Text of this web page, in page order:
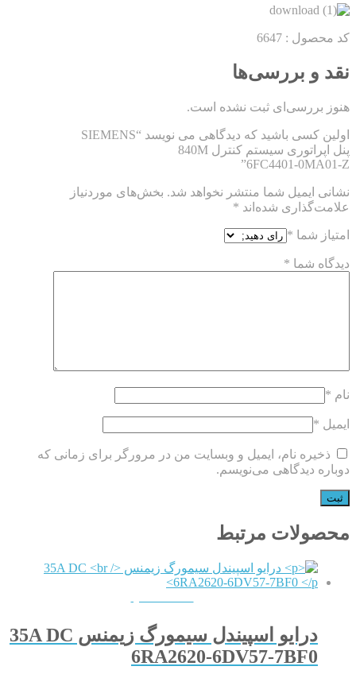
کد محصول : 6647
نقد و بررسی‌ها
هنوز بررسی‌ای ثبت نشده است.
اولین کسی باشید که دیدگاهی می نویسد “SIEMENS
پنل اپراتوری سیستم کنترل 840M
6FC4401-0MA01-Z”
نشانی ایمیل شما منتشر نخواهد شد. بخش‌های موردنیاز
علامت‌گذاری شده‌اند *
امتیاز شما *
دیدگاه شما *
نام *
ایمیل *
ذخیره نام، ایمیل و وبسایت من در مرورگر برای زمانی که
دوباره دیدگاهی می‌نویسم.
محصولات مرتبط
درایو اسپیندل سیمورگ زیمنس 35A DC
6RA2620-6DV57-7BF0